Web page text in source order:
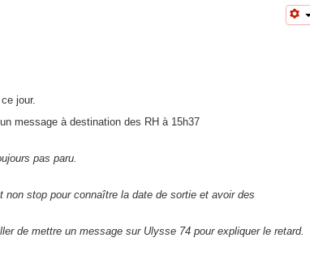
jour.
message à destination des RH à 15h37
pas paru.
stop pour connaître la date de sortie et avoir des
de mettre un message sur Ulysse 74 pour expliquer le retard.